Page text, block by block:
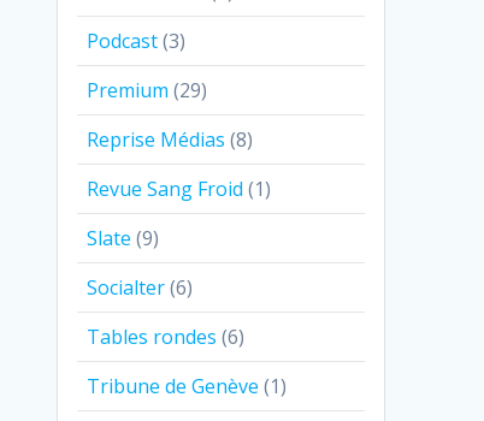
Podcast(3)
Premium (29)
Reprise Médias (8)
Revue Sang Froid (1)
Slate (9)
Socialter(6)
Tables rondes (6)
Tribune de Genève (1)